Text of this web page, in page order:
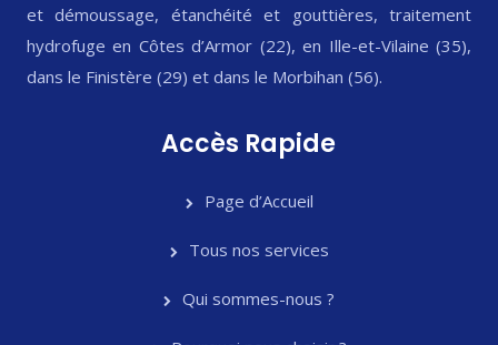
et démoussage, étanchéité et gouttières, traitement
hydrofuge en Côtes d’Armor (22), en Ille-et-Vilaine (35),
dans le Finistère (29) et dans le Morbihan (56).
Accès Rapide
Page d’Accueil
Tous nos services
Qui sommes-nous ?